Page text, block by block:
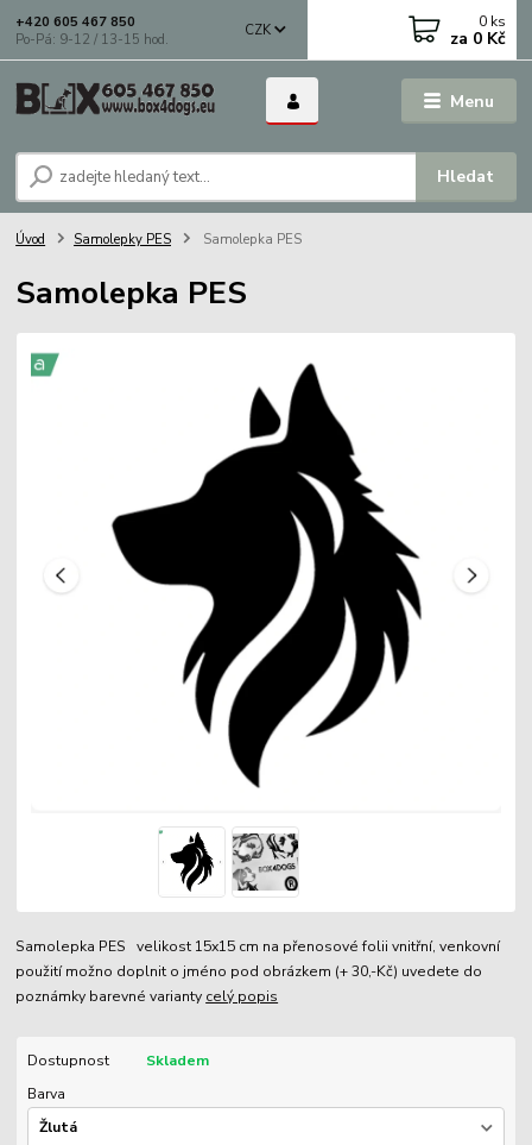
Menu
CZK
Hledat
+420 605 467 850
Po-Pá: 9-12 / 13-15 hod.
0 ks
za 0 Kč
Úvod Samolepky PES Samolepka PES
Samolepka PES
Samolepka PES velikost 15x15 cm na přenosové folii vnitřní, venkovní
použití možno doplnit o jméno pod obrázkem (+ 30,-Kč) uvedete do
poznámky barevné varianty celý popis
Dostupnost
Skladem
Barva